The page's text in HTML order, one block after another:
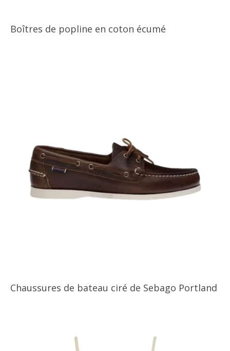
Boîtres de popline en coton écumé
Chaussures de bateau ciré de Sebago Portland